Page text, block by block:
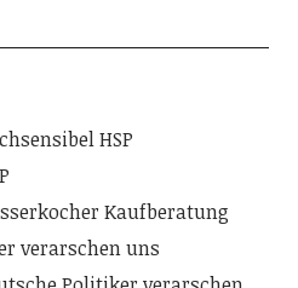
HSP
Kaufberatung
verarschen uns